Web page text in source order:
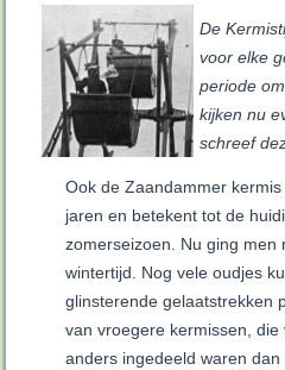
De
voor elke
periode
kijken nu
schreef
Ook de Zaandammer
jaren en betekent tot de
zomerseizoen. Nu ging men
wintertijd. Nog vele oudjes
glinsterende gelaatstrekken
van vroegere kermissen,
anders ingedeeld waren